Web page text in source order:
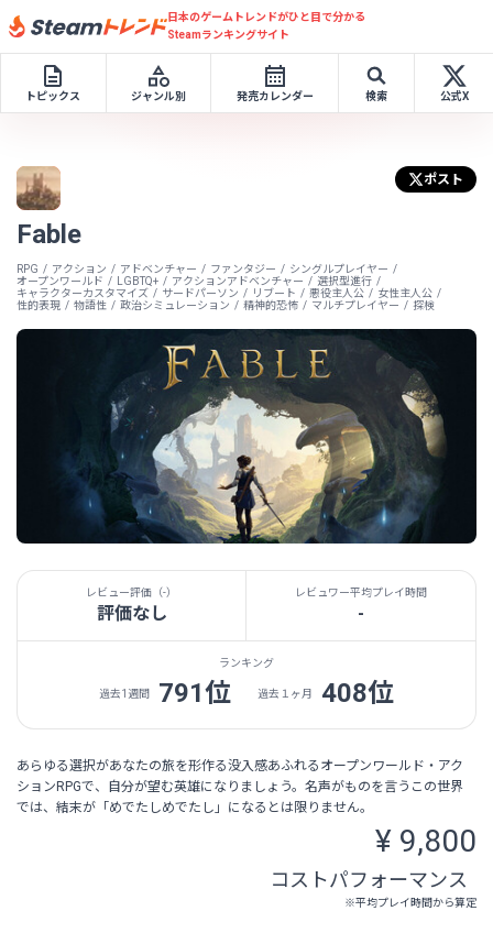
日本のゲームトレンドがひと目で分かる
Steamランキングサイト
トピックス ジャンル別 発売カレンダー 検索 公式X
Fable
ポスト
RPG アクション アドベンチャー ファンタジー
シングルプレイヤー
オープンワールド
LGBTQ+ アクションアドベンチャー
選択型進行
キャラクターカスタマイズ
サードパーソン リブート 悪役主人公
女性主人公
性的表現
物語性 政治シミュレーション 精神的恐怖 マルチプレイヤー 探検
レビュー評価（-）
評価なし
レビュワー平均プレイ時間
-
ランキング
過去1週間 791位 過去１ヶ月 408位
あらゆる選択があなたの旅を形作る没入感あふれるオープンワールド・アク
ションRPGで、自分が望む英雄になりましょう。名声がものを言うこの世界
では、結末が「めでたしめでたし」になるとは限りません。
¥ 9,800
コストパフォーマンス
※平均プレイ時間から算定